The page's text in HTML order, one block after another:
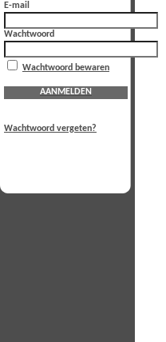
E-mail
Wachtwoord
Wachtwoord bewaren
AANMELDEN
Wachtwoord vergeten?